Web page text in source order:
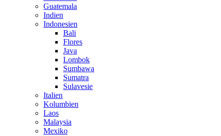
Guatemala
Indien
Indonesien
Bali
Flores
Java
Lombok
Sumbawa
Sumatra
Sulavesie
Italien
Kolumbien
Laos
Malaysia
Mexiko